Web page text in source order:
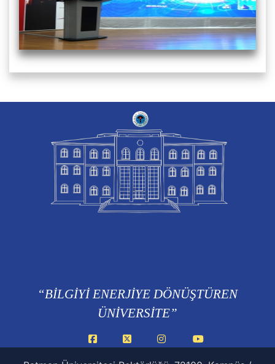
“BİLGİYİ ENERJİYE DÖNÜŞTÜREN
ÜNİVERSİTE”
Facebook InstagramYouTube